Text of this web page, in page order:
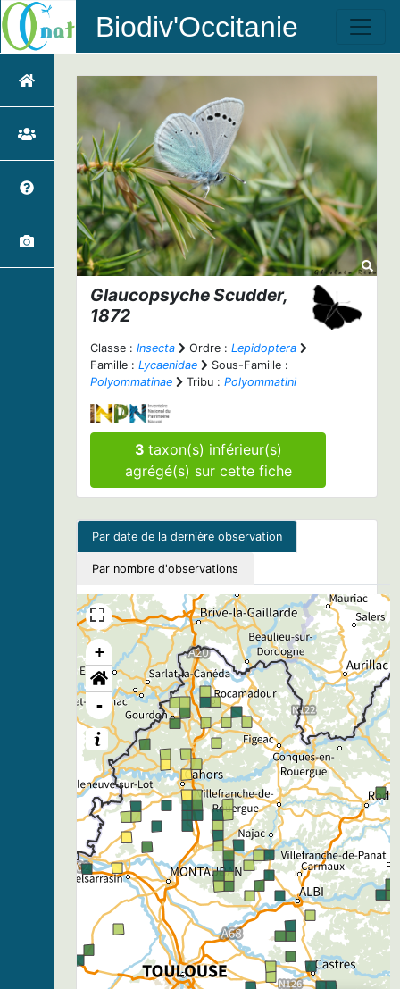
Biodiv'Occitanie
GlaucopsycheScudder,
1872
Classe : Insecta Ordre : Lepidoptera
Famille : Lycaenidae
Sous-Famille :
Polyommatinae
Tribu : Polyommatini
3 taxon(s) inférieur(s)
agrégé(s) sur cette fiche
Par date de la dernière observation
Par nombre d'observations
+
-